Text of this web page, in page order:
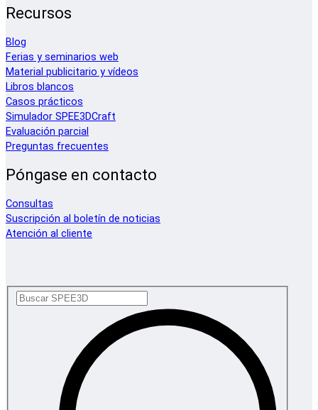
Recursos
Blog
Ferias y seminarios web
Material publicitario y vídeos
Libros blancos
Casos prácticos
Simulador SPEE3DCraft
Evaluación parcial
Preguntas frecuentes
Póngase en contacto
Consultas
Suscripción al boletín de noticias
Atención al cliente